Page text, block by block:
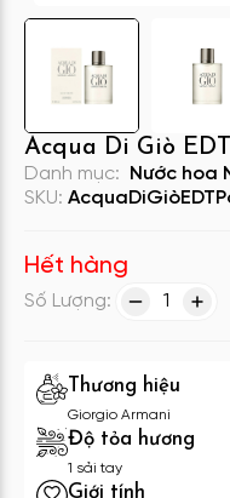
Acqua Di Giò
Danh mục: Nước hoa
SKU:
Hết hàng
Số Lượng: 1
Thương hiệu
Giorgio Armani
Độ tỏa hương
1 sải tay
Giới tính